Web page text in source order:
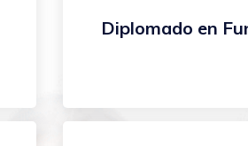
Diplomado en